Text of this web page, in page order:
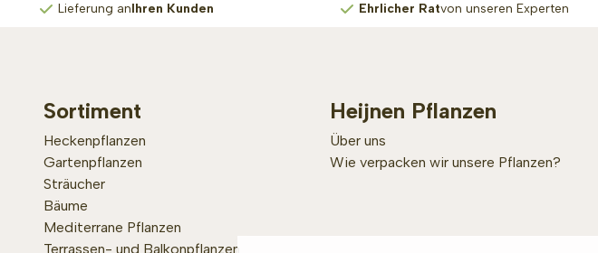
Lieferung anIhren Kunden Ehrlicher Ratvon unseren Experten
Sortiment
Heckenpflanzen
Gartenpflanzen
Sträucher
Bäume
Mediterrane Pflanzen
Terrassen- und Balkonpflanzen
Heijnen Pflanzen
Über uns
Wie verpacken wir unsere Pflanzen?